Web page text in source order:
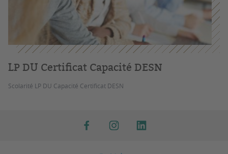
LP DU Certificat Capacité DESN
Scolarité LP DU Capacité Certificat DESN